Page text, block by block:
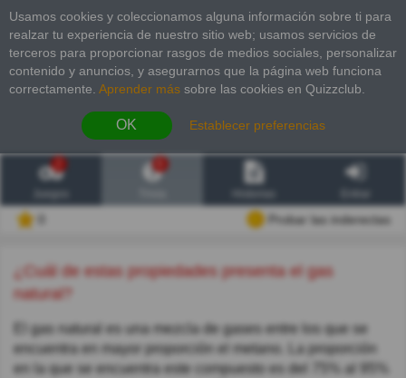
Usamos cookies y coleccionamos alguna información sobre ti para
realzar tu experiencia de nuestro sitio web; usamos servicios de
terceros para proporcionar rasgos de medios sociales, personalizar
contenido y anuncios, y asegurarnos que la página web funciona
correctamente. Aprender más sobre las cookies en Quizzclub.
OK Establecer preferencias
2
Probar las inderectas
¿Cuál de estas propiedades presenta el gas
natural?
El gas natural es una mezcla de gases entre los que se
encuentra en mayor proporción el metano. La proporción
en la que se encuentra este compuesto es del 75% al 95%